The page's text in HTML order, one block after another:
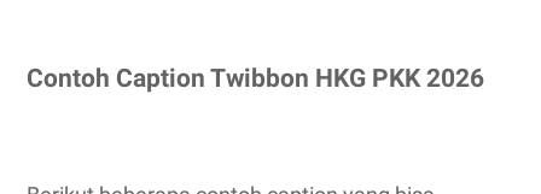
Contoh Caption Twibbon HKG PKK 2026